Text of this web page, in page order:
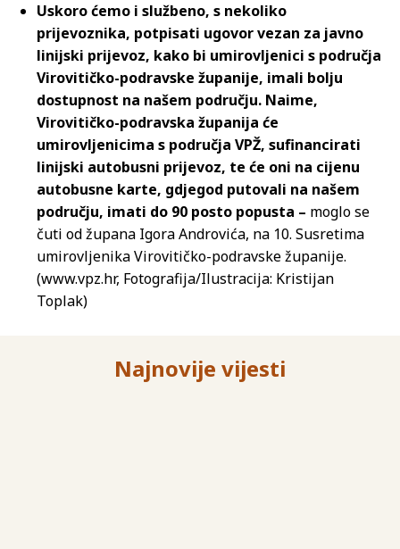
Uskoro ćemo i službeno, s nekoliko
prijevoznika, potpisati ugovor vezan za javno
linijski prijevoz, kako bi umirovljenici s područja
Virovitičko-podravske županije, imali bolju
dostupnost na našem području. Naime,
Virovitičko-podravska županija će
umirovljenicima s područja VPŽ, sufinancirati
linijski autobusni prijevoz, te će oni na cijenu
autobusne karte, gdjegod putovali na našem
području, imati do 90 posto popusta – moglo se
čuti od župana Igora Androvića, na 10. Susretima
umirovljenika Virovitičko-podravske županije.
(www.vpz.hr, Fotografija/Ilustracija: Kristijan
Toplak)
Najnovije vijesti